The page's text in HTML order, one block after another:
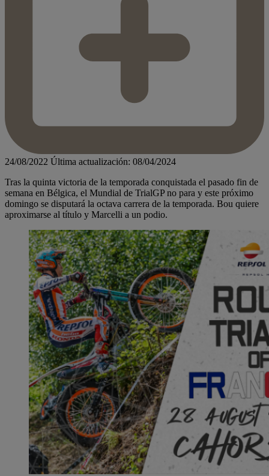
24/08/2022 Última actualización: 08/04/2024
Tras la quinta victoria de la temporada conquistada el pasado fin de
semana en Bélgica, el Mundial de TrialGP no para y este próximo
domingo se disputará la octava carrera de la temporada. Bou quiere
aproximarse al título y Marcelli a un podio.